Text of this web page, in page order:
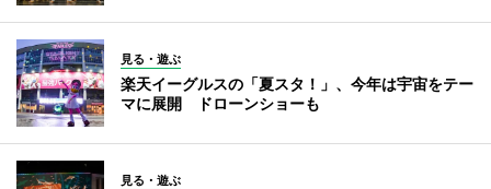
見る・遊ぶ
楽天イーグルスの「夏スタ！」、今年は宇宙をテー
マに展開 ドローンショーも
見る・遊ぶ